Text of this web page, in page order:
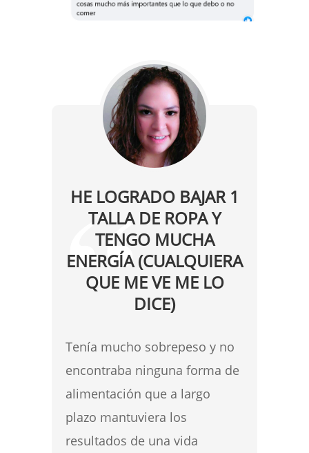
HE LOGRADO BAJAR 1
TALLA DE ROPA Y
TENGO MUCHA
ENERGÍA (CUALQUIERA
QUE ME VE ME LO
DICE)
Tenía mucho sobrepeso y no
encontraba ninguna forma de
alimentación que a largo
plazo mantuviera los
resultados de una vida